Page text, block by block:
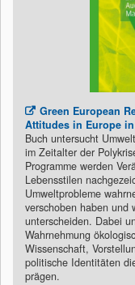
Green European
Attitudes in Europe
Buch untersucht
im Zeitalter der
Programme werden
Lebensstilen
Umweltprobleme
verschoben haben und
unterscheiden. Dabei
Wahrnehmung
Wissenschaft,
politische Identitäten
prägen.